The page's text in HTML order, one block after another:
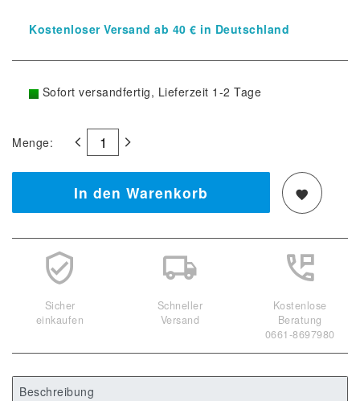
Kostenloser Versand ab 40 € in Deutschland
Sofort versandfertig, Lieferzeit 1-2 Tage
Menge:
In den Warenkorb
Sicher
einkaufen
Schneller
Versand
Kostenlose
Beratung
0661-8697980
Beschreibung